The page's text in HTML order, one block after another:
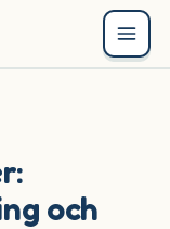
och